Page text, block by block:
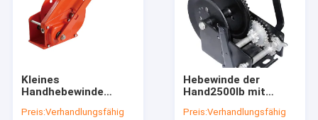
Über uns
Fabrik-Ausflug
Kleines
Handhebewinde
Automobil/manuelle
Preis:Verhandlungsfähig
Hebewinde der
Hand2500lb mit
Geschwindigkeit,
Preis:Verhandlungsfähig